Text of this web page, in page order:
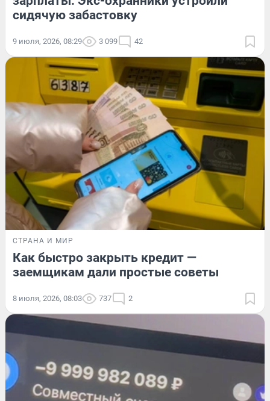
сидячую забастовку
9 июля, 2026, 08:29 3 099 42
СТРАНА И МИР
Как быстро закрыть кредит —
заемщикам дали простые советы
8 июля, 2026, 08:03 737 2